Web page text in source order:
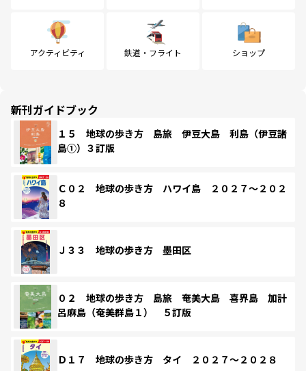
アクティビティ 鉄道・フライト ショップ
新刊ガイドブック
１５ 地球の歩き方 島旅 伊豆大島 利島（伊豆諸
島①）３訂版
Ｃ０２ 地球の歩き方 ハワイ島 ２０２７～２０２
８
Ｊ３３ 地球の歩き方 墨田区
０２ 地球の歩き方 島旅 奄美大島 喜界島 加計
呂麻島（奄美群島１） ５訂版
Ｄ１７ 地球の歩き方 タイ ２０２７～２０２８